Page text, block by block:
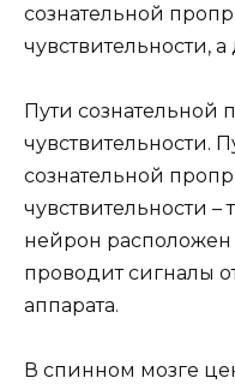
сознательной
чувствительности,
Пути сознательной
чувствительности.
сознательной
чувствительности
нейрон расположен
проводит сигналы
аппарата.
В спинном мозге